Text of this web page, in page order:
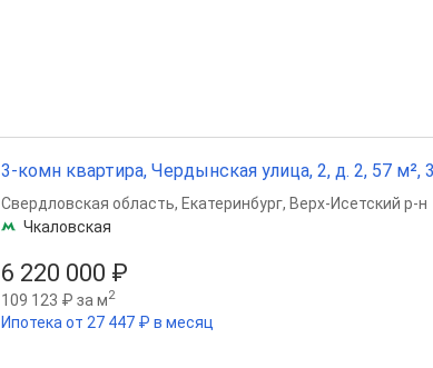
3-комн квартира, Чердынская улица, 2, д. 2, 57 м²,
6 220 000 ₽
109 123 ₽ за м2
Ипотека от 27 447 ₽ в месяц
Свердловская область, Екатеринбург, Верх-Исетский р-н
Чкаловская